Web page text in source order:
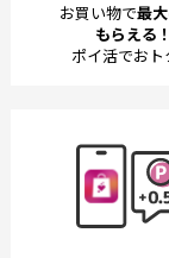
お買い物で最
もらえる！
ポイ活でお